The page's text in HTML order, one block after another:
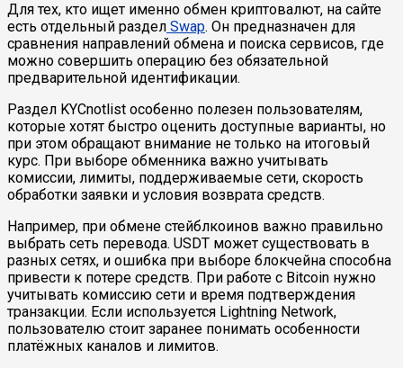
Для тех, кто ищет именно обмен криптовалют, на сайте
есть отдельный раздел Swap. Он предназначен для
сравнения направлений обмена и поиска сервисов, где
можно совершить операцию без обязательной
предварительной идентификации.
Раздел KYCnotlist особенно полезен пользователям,
которые хотят быстро оценить доступные варианты, но
при этом обращают внимание не только на итоговый
курс. При выборе обменника важно учитывать
комиссии, лимиты, поддерживаемые сети, скорость
обработки заявки и условия возврата средств.
Например, при обмене стейблкоинов важно правильно
выбрать сеть перевода. USDT может существовать в
разных сетях, и ошибка при выборе блокчейна способна
привести к потере средств. При работе с Bitcoin нужно
учитывать комиссию сети и время подтверждения
транзакции. Если используется Lightning Network,
пользователю стоит заранее понимать особенности
платёжных каналов и лимитов.